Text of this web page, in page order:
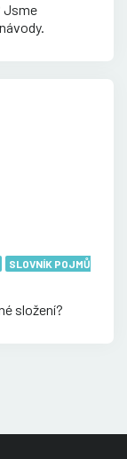
Jsme
SLOVNÍK POJMŮ
složení?